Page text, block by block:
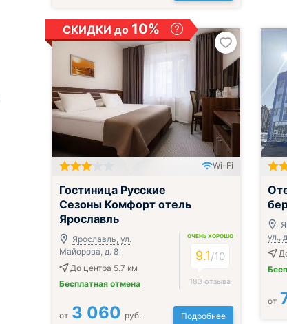
СКИДКИ до 10%
; Включён завтрак, обед и ужин
Wi-Fi
Гостиница Русские
Сезоны Комфорт отель
Ярославль
Ярославль, ул.
Майорова, д. 8
До центра 5.7 км
Бесплатная отмена
ОЧЕНЬ ХОРОШО
9.1/10
183 отзыва
от 3 060 руб. Подробнее
ул.,
от